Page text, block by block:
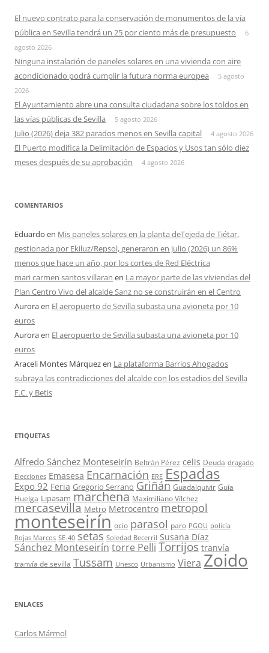
El nuevo contrato para la conservación de monumentos de la vía
pública en Sevilla tendrá un 25 por ciento más de presupuesto
6
agosto 2026
Ninguna instalación de paneles solares en una vivienda con aire
acondicionado podrá cumplir la futura norma europea
5 agosto
2026
El Ayuntamiento abre una consulta ciudadana sobre los toldos en
las vías públicas de Sevilla
5 agosto 2026
Julio (2026) deja 382 parados menos en Sevilla capital 4 agosto 2026
El Puerto modifica la Delimitación de Espacios y Usos tan sólo diez
meses después de su aprobación
4 agosto 2026
COMENTARIOS
Eduardo en Mis paneles solares en la planta deTejeda de Tiétar,
gestionada por Ekiluz/Repsol, generaron en julio (2026) un 86%
menos que hace un año, por los cortes de Red Eléctrica
mari carmen santos villaran en La mayor parte de las viviendas del
Plan Centro Vivo del alcalde Sanz no se construirán en el Centro
Auroraen El aeropuerto de Sevilla subasta una avioneta por 10
euros
Auroraen El aeropuerto de Sevilla subasta una avioneta por 10
euros
Araceli Montes Márquezen La plataforma Barrios Ahogados
subraya las contradicciones del alcalde con los estadios del Sevilla
F.C. y Betis
ETIQUETAS
Alfredo Sánchez Monteseirín Beltrán Pérez celis Deuda dragado
Elecciones Emasesa Encarnación ERE Espadas
Expo 92 Feria Gregorio Serrano Griñán Guadalquivir Guía
Huelga Lipasam marchena Maximiliano Vílchez
mercasevilla Metro Metrocentro metropol
monteseirín ocio parasol paro PGOU policía
Rojas Marcos SE-40 setas Soledad Becerril Susana Díaz
Sánchez Monteseirín torre Pelli Torrijos tranvía
tranvía de sevilla Tussam Unesco Urbanismo Viera Zoido
ENLACES
Carlos Mármol